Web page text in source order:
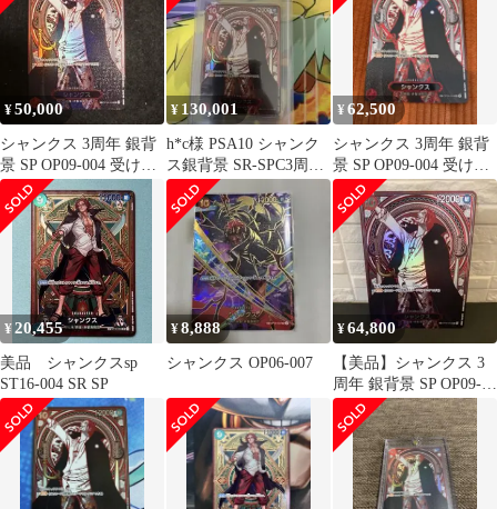
¥50,000
シャンクス 3周年 銀背
景 SP OP09-004 受け継
がれる意志
¥ 130,001
h*c様 PSA10 シャンク
ス銀背景 SR-SPC3周年
スペシャルカードOP0
¥62,500
シャンクス 3周年 銀背
景 SP OP09-004 受け継
がれる意志
¥20,455
美品 シャンクスsp
ST16-004 SR SP
¥8,888
シャンクス OP06-007
¥64,800
【美品】シャンクス 3
周年 銀背景 SP OP09-
004 受け継がれる意志